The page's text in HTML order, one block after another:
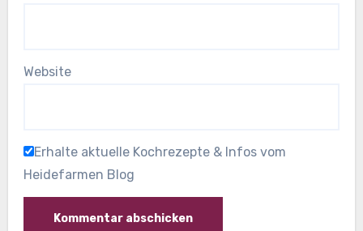
Website
Erhalte aktuelle Kochrezepte & Infos vom
Heidefarmen Blog